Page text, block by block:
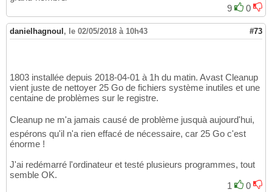
9
0
danielhagnoul , le 02/05/2018 à 10h43 #73
1803 installée depuis 2018-04-01 à 1h du matin. Avast Cleanup
vient juste de nettoyer 25 Go de fichiers système inutiles et une
centaine de problèmes sur le registre.
Cleanup ne m'a jamais causé de problème jusquà aujourd'hui,
espérons qu'il n'a rien effacé de nécessaire, car 25 Go c'est
énorme !
J'ai redémarré l'ordinateur et testé plusieurs programmes, tout
semble OK.
1
0